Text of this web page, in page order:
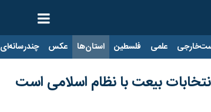
علمی فلسطین استان‌ها عکس چندرسانه‌ای
بیعت با نظام اسلامی است